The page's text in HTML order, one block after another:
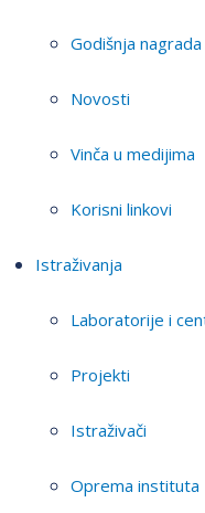
Godišnja nagrada
Novosti
Vinča u medijima
Korisni linkovi
Istraživanja
Laboratorije i
Projekti
Istraživači
Oprema instituta